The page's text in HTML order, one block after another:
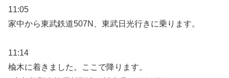
11:05
家中から東武鉄道507N、東武日光行きに乗ります。
11:14
楡木に着きました。ここで降ります。